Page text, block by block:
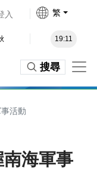
入 繁
19:11
搜尋
活動
海軍事